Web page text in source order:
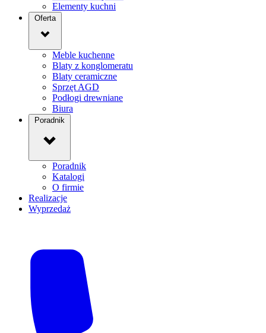
Elementy kuchni
Oferta
Meble kuchenne
Blaty z konglomeratu
Blaty ceramiczne
Sprzęt AGD
Podłogi drewniane
Biura
Poradnik
Poradnik
Katalogi
O firmie
Realizacje
Wyprzedaż